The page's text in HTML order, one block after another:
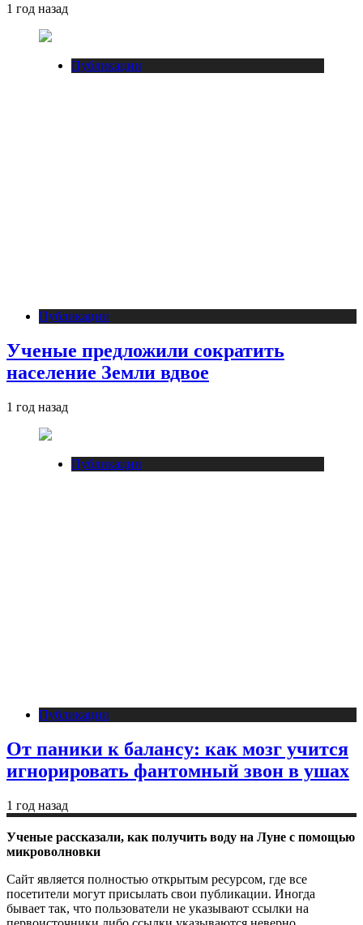
1 год назад
Публикации
Публикации
Ученые предложили сократить
население Земли вдвое
1 год назад
Публикации
Публикации
От паники к балансу: как мозг учится
игнорировать фантомный звон в ушах
1 год назад
Ученые рассказали, как получить воду на Луне с помощью
микроволновки
Сайт является полностью открытым ресурсом, где все
посетители могут присылать свои публикации. Иногда
бывает так, что пользователи не указывают ссылки на